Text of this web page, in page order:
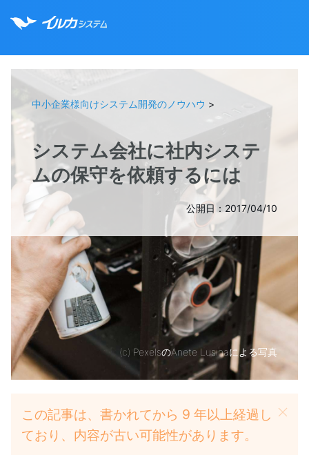
中小企業様向けシステム開発のノウハウ >
システム会社に社内システ
ムの保守を依頼するには
公開日：2017/04/10
(c) PexelsのAnete Lusinaによる写真
この記事は、書かれてから 9 年以上経過し
ており、内容が古い可能性があります。